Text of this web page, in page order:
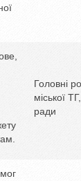
Головні
міської
ради